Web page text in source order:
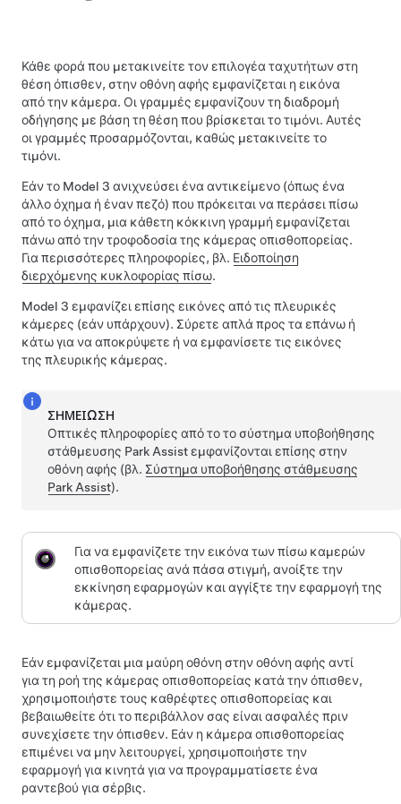
Κάθε φορά που μετακινείτε τον επιλογέα ταχυτήτων στη
θέση όπισθεν, στην οθόνη αφής εμφανίζεται η εικόνα
από την κάμερα. Οι γραμμές εμφανίζουν τη διαδρομή
οδήγησης με βάση τη θέση που βρίσκεται τοτιμόνι. Αυτές
οι γραμμές προσαρμόζονται, καθώς μετακινείτε το
τιμόνι.
Εάν το Model 3 ανιχνεύσει ένα αντικείμενο (όπως ένα
άλλο όχημα ή έναν πεζό) που πρόκειται να περάσει πίσω
από το όχημα, μια κάθετη κόκκινη γραμμή εμφανίζεται
πάνω από την τροφοδοσία της κάμερας οπισθοπορείας.
Για περισσότερες πληροφορίες, βλ. Ειδοποίηση
διερχόμενης κυκλοφορίας πίσω.
Model 3 εμφανίζει επίσης εικόνες από τις πλευρικές
κάμερες (εάν υπάρχουν). Σύρετε απλά προς τα επάνω ή
κάτω για να αποκρύψετε ή να εμφανίσετε τις εικόνες
της πλευρικής κάμερας.
ΣΗΜΕΊΩΣΗ
Οπτικές πληροφορίες από το το σύστημα υποβοήθησης
στάθμευσης Park Assist εμφανίζονται επίσηςστην
οθόνη αφής (βλ. Σύστημα υποβοήθησης στάθμευσης
Park Assist).
Για να εμφανίζετε την εικόνα των πίσω καμερών
οπισθοπορείας ανά πάσα στιγμή, ανοίξτε την
εκκίνηση εφαρμογών και αγγίξτε την εφαρμογή της
κάμερας.
Εάν εμφανίζεται μια μαύρη οθόνη στην οθόνη αφής αντί
για τη ροή της κάμερας οπισθοπορείας κατά την όπισθεν,
χρησιμοποιήστε τους καθρέφτες οπισθοπορείας και
βεβαιωθείτε ότι το περιβάλλον σας είναι ασφαλές πριν
συνεχίσετε την όπισθεν. Εάν η κάμερα οπισθοπορείας
επιμένει να μην λειτουργεί, χρησιμοποιήστε την
εφαρμογή για κινητά για να προγραμματίσετε ένα
ραντεβού για σέρβις.